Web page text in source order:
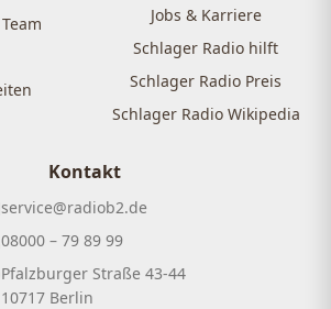
Jobs & Karriere
Schlager Radio hilft
Schlager Radio Preis
Schlager Radio Wikipedia
Kontakt
service@radiob2.de
08000 – 79 89 99
Pfalzburger Straße 43-44
10717 Berlin